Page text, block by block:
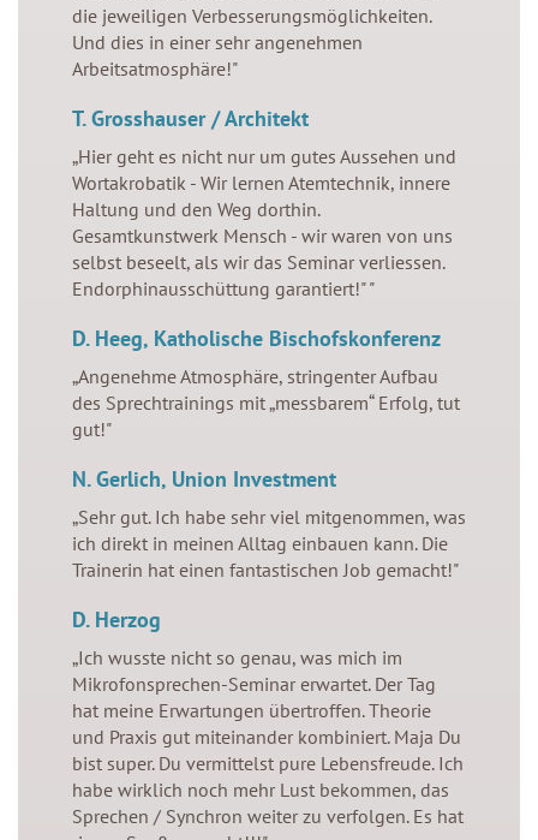
die jeweiligen Verbesserungsmöglichkeiten.
Und dies in einer sehr angenehmen
Arbeitsatmosphäre!"
T. Grosshauser / Architekt
„Hier geht es nicht nur um gutes Aussehen und
Wortakrobatik - Wir lernen Atemtechnik, innere
Haltung und den Weg dorthin.
Gesamtkunstwerk Mensch - wir waren von uns
selbst beseelt, als wir das Seminar verliessen.
Endorphinausschüttung garantiert!" "
D. Heeg, Katholische Bischofskonferenz
„Angenehme Atmosphäre, stringenter Aufbau
des Sprechtrainings mit „messbarem“ Erfolg, tut
gut!"
N. Gerlich, Union Investment
„Sehr gut. Ich habe sehr viel mitgenommen, was
ich direkt in meinen Alltag einbauen kann. Die
Trainerin hat einen fantastischen Job gemacht!"
D. Herzog
„Ich wusste nicht so genau, was mich im
Mikrofonsprechen-Seminar erwartet. Der Tag
hat meine Erwartungen übertroffen. Theorie
und Praxis gut miteinander kombiniert. Maja Du
bist super. Du vermittelst pure Lebensfreude. Ich
habe wirklich noch mehr Lust bekommen, das
Sprechen / Synchron weiter zu verfolgen. Es hat